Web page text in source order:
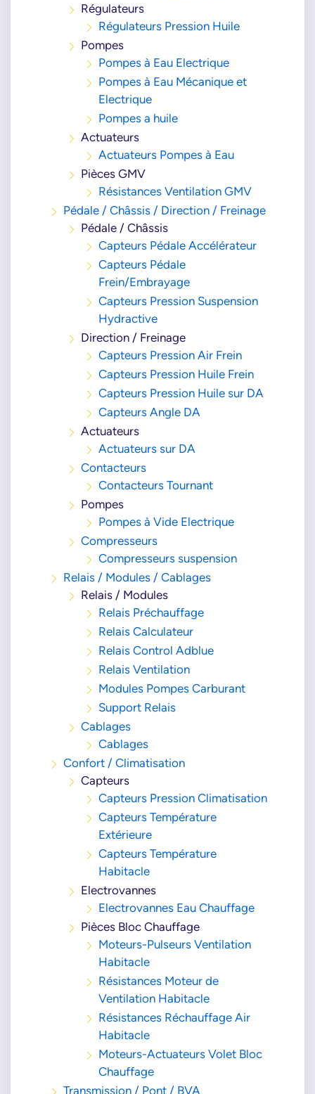
Régulateurs
Régulateurs Pression Huile
Pompes
Pompes à Eau Electrique
Pompes à Eau Mécanique et
Electrique
Pompes a huile
Actuateurs
Actuateurs Pompes à Eau
Pièces GMV
Résistances Ventilation GMV
Pédale / Châssis / Direction / Freinage
Pédale / Châssis
Capteurs Pédale Accélérateur
Capteurs Pédale
Frein/Embrayage
Capteurs Pression Suspension
Hydractive
Direction / Freinage
Capteurs Pression Air Frein
Capteurs Pression Huile Frein
Capteurs Pression Huile sur DA
Capteurs Angle DA
Actuateurs
Actuateurs sur DA
Contacteurs
Contacteurs Tournant
Pompes
Pompes à Vide Electrique
Compresseurs
Compresseurs suspension
Relais / Modules / Cablages
Relais / Modules
Relais Préchauffage
Relais Calculateur
Relais Control Adblue
Relais Ventilation
Modules Pompes Carburant
Support Relais
Cablages
Cablages
Confort / Climatisation
Capteurs
Capteurs Pression Climatisation
Capteurs Température
Extérieure
Capteurs Température
Habitacle
Electrovannes
Electrovannes Eau Chauffage
Pièces Bloc Chauffage
Moteurs-Pulseurs Ventilation
Habitacle
Résistances Moteur de
Ventilation Habitacle
Résistances Réchauffage Air
Habitacle
Moteurs-Actuateurs Volet Bloc
Chauffage
Transmission / Pont / BVA